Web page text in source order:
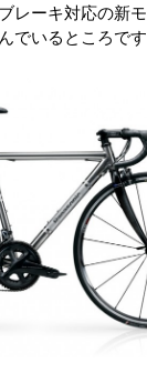
レーキ対応の新
でいるところです